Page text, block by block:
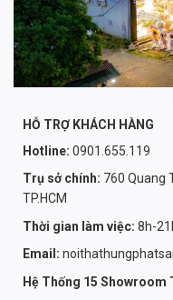
HỖ TRỢ KHÁCH HÀNG
Hotline: 0901.655.119
Trụ sở chính: 760 Quang
TP.HCM
Thời gian làm việc: 8h-
Email:
Hệ Thống 15 Showroom